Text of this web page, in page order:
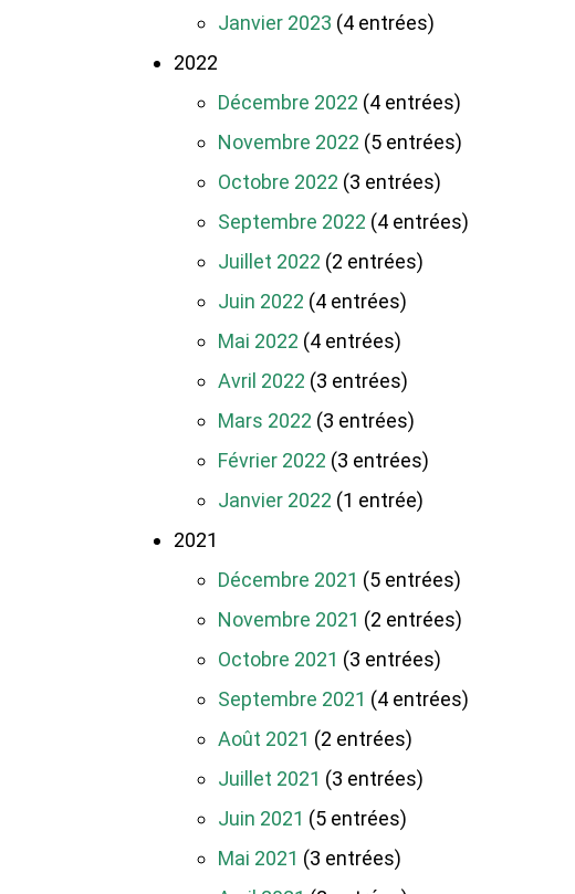
Janvier 2023 (4 entrées)
2022
Décembre 2022 (4 entrées)
Novembre 2022 (5 entrées)
Octobre 2022 (3 entrées)
Septembre 2022 (4 entrées)
Juillet 2022 (2 entrées)
Juin 2022 (4 entrées)
Mai 2022 (4 entrées)
Avril 2022 (3 entrées)
Mars 2022 (3 entrées)
Février 2022 (3 entrées)
Janvier 2022 (1 entrée)
2021
Décembre 2021 (5 entrées)
Novembre 2021 (2 entrées)
Octobre 2021 (3 entrées)
Septembre 2021 (4 entrées)
Août 2021 (2 entrées)
Juillet 2021 (3 entrées)
Juin 2021 (5 entrées)
Mai 2021 (3 entrées)